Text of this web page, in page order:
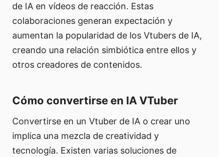
de IA en vídeos de reacción. Estas
colaboraciones generan expectación y
aumentan la popularidad de los Vtubers de IA,
creando una relación simbiótica entre ellos y
otros creadores de contenidos.
Cómo convertirse en IA VTuber
Convertirse en un Vtuber de IA o crear uno
implica una mezcla de creatividad y
tecnología. Existen varias soluciones de